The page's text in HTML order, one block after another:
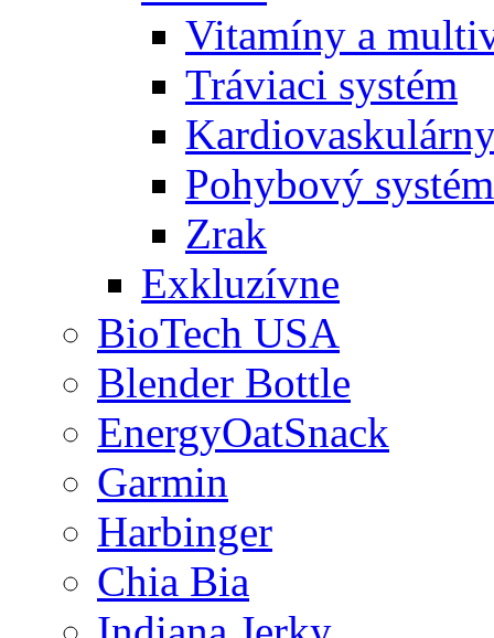
Vitamíny a
Tráviaci systém
Pohybový systém
Zrak
Exkluzívne
BioTech USA
Blender Bottle
EnergyOatSnack
Garmin
Harbinger
Chia Bia